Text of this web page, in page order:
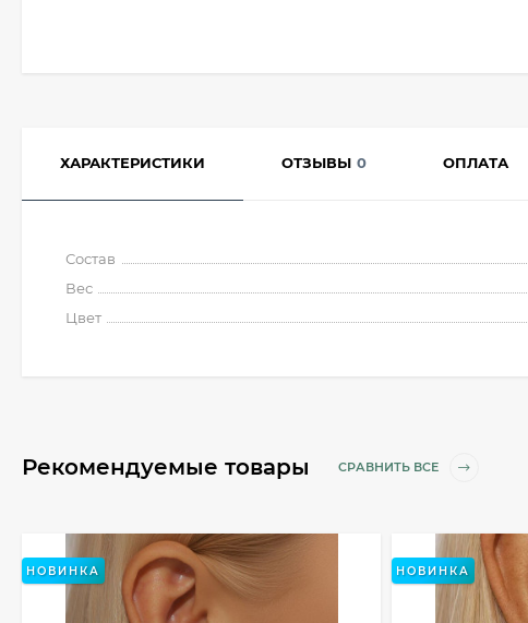
ХАРАКТЕРИСТИКИ ОТЗЫВЫ 0 ОПЛАТА
Состав
Вес
Цвет
Рекомендуемые товары СРАВНИТЬ ВСЕ
НОВИНКА НОВИНКА